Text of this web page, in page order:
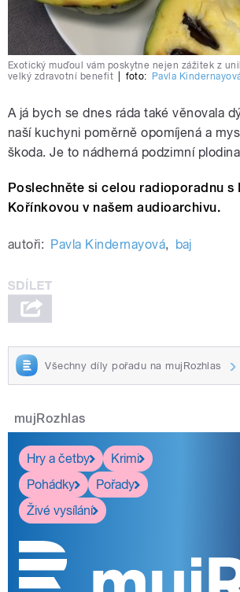
Exotický muďoul vám poskytne nejen zážitek z
velký zdravotní benefit
foto: Pavla
A já bych se dnes ráda také věnovala
naší kuchyni poměrně opomíjená a
škoda. Je to nádherná podzimní
Poslechněte si celou radioporadnu s
Kořínkovou v našem audioarchivu.
autoři: Pavla Kindernayová, baj
Všechny díly pořadu na mujRozhlas
mujRozhlas
Hry a četby
Krimi
Pohádky
Pořady
Živé vysílání